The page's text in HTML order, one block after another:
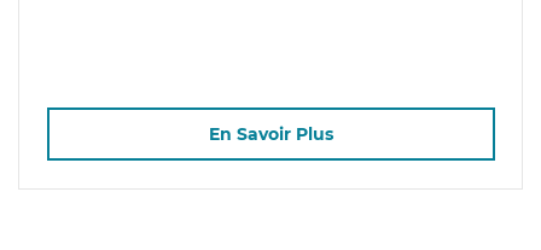
En Savoir Plus